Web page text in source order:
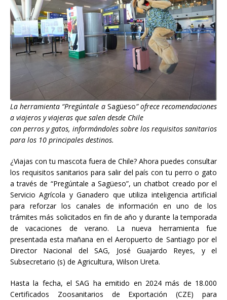
La herramienta “Pregúntale a Sagüeso” ofrece recomendaciones
a viajeros y viajeras que salen desde Chile
con perros y gatos, informándoles sobre los requisitos sanitarios
para los 10 principales destinos.
¿Viajas con tu mascota fuera de Chile? Ahora puedes consultar
los requisitos sanitarios para salir del país con tu perro o gato
a través de “Pregúntale a Sagüeso”, un chatbot creado por el
Servicio Agrícola y Ganadero que utiliza inteligencia artificial
para reforzar los canales de información en uno de los
trámites más solicitados en fin de año y durante la temporada
de vacaciones de verano. La nueva herramienta fue
presentada esta mañana en el Aeropuerto de Santiago por el
Director Nacional del SAG, José Guajardo Reyes, y el
Subsecretario (s) de Agricultura, Wilson Ureta.
Hasta la fecha, el SAG ha emitido en 2024 más de 18.000
Certificados Zoosanitarios de Exportación (CZE) para